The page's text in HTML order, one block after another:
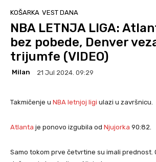
KOŠARKA VEST DANA
NBA LETNJA LIGA:
bez pobede, Denver
trijumfe (VIDEO)
Milan 21 Jul 2024. 09:29
Takmičenje u NBA letnjoj ligi ulazi u završnicu.
Atlanta je ponovo izgubila od Njujorka 90:82.
Samo tokom prve četvrtine su imali prednost.